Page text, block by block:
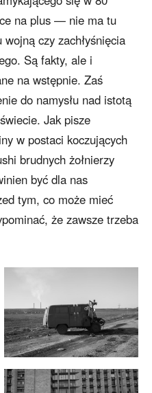
na plus — nie ma tu
czy zachłyśnięcia
Są fakty, ale i
na wstępnie. Zaś
do namysłu nad istotą
Jak pisze
w postaci koczujących
brudnych żołnierzy
być dla nas
tym, co może mieć
że zawsze trzeba